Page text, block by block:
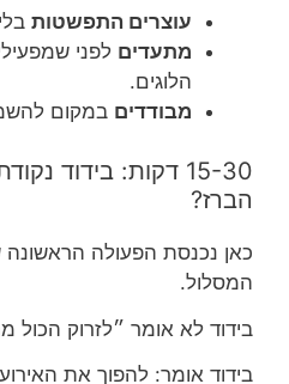
עוצרים התפשטות
מתעדים לפני
הלוגים.
מבודדים במקום
15-30 דקות: בידוד
הברז?
כאן נכנסת הפעולה
המסלול.
בידוד לא אומר ״לזרוק הכול
בידוד אומר: להפוך את